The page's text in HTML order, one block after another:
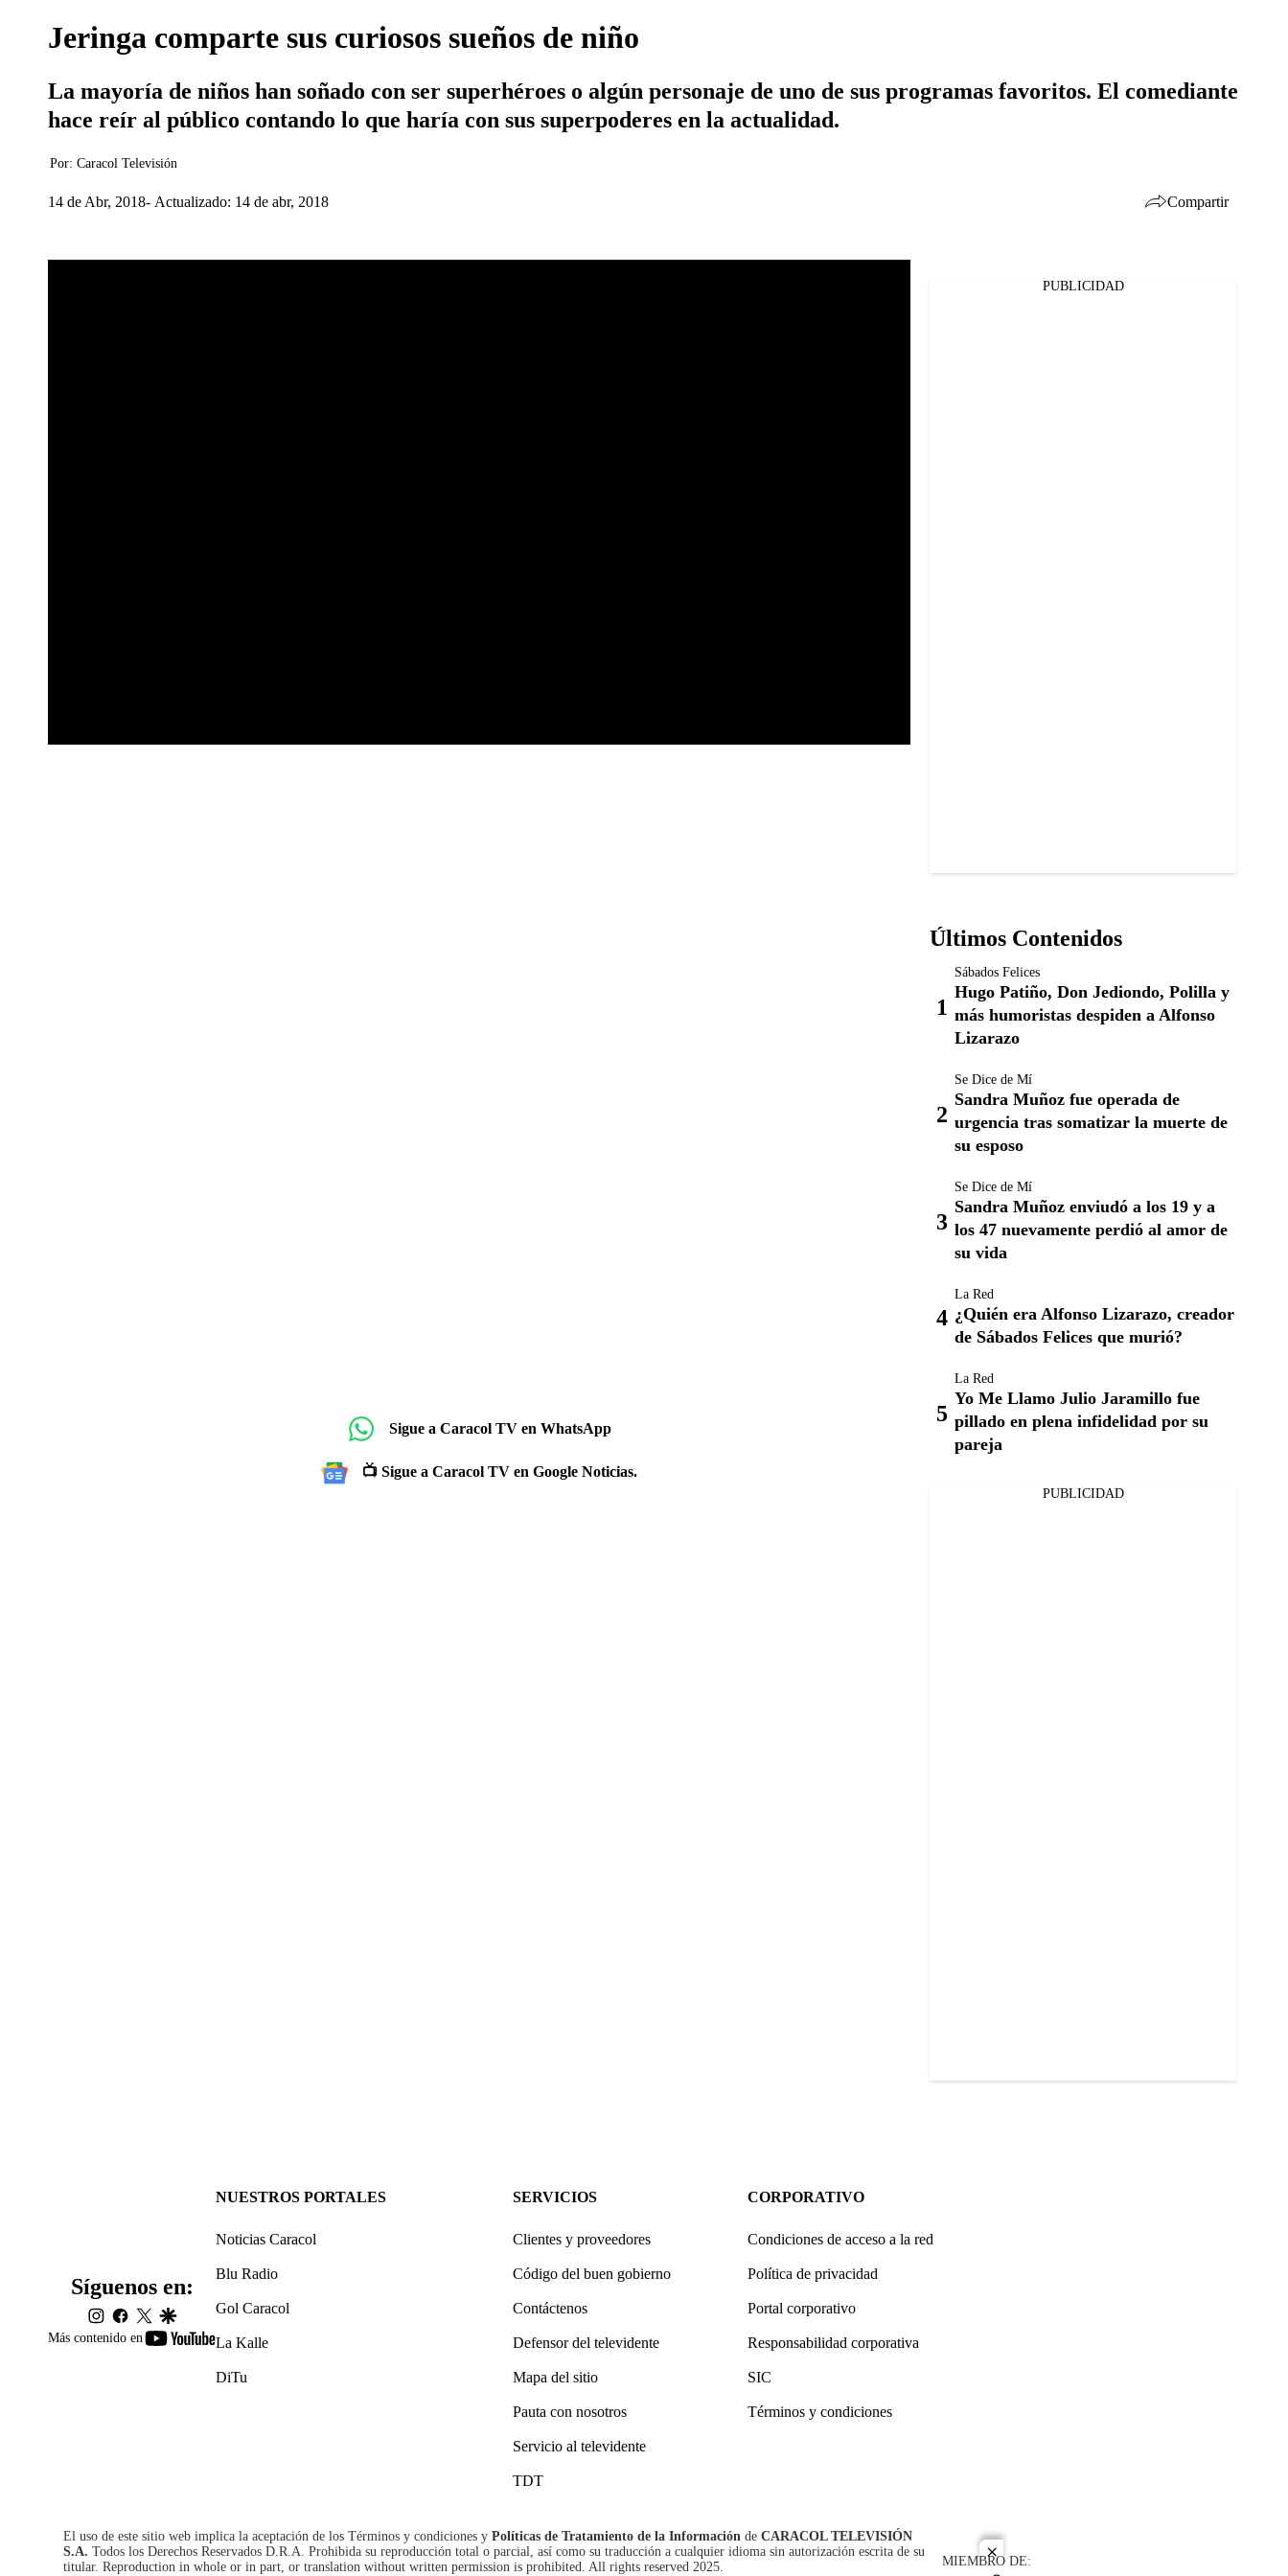
close
Jeringa comparte sus curiosos sueños de niño
La mayoría de niños han soñado con ser superhéroes o algún personaje de uno de sus programas favoritos. El comediante
hace reír al público contando lo que haría con sus superpoderes en la actualidad.
Por: Caracol Televisión
14 de Abr, 2018 Actualizado: 14 de abr, 2018 Compartir
Sigue a Caracol TV en WhatsApp
📺 Sigue a Caracol TV en Google Noticias.
PUBLICIDAD
Últimos Contenidos
Sábados Felices
Hugo Patiño, Don Jediondo, Polilla y
más humoristas despiden a Alfonso
Lizarazo
Se Dice de Mí
Sandra Muñoz fue operada de
urgencia tras somatizar la muerte de
su esposo
Se Dice de Mí
Sandra Muñoz enviudó a los 19 y a
los 47 nuevamente perdió al amor de
su vida
La Red
¿Quién era Alfonso Lizarazo, creador
de Sábados Felices que murió?
La Red
Yo Me Llamo Julio Jaramillo fue
pillado en plena infidelidad por su
pareja
PUBLICIDAD
Más contenido en
youtube-
Síguenos en:
instagram
facebook
twittergoogle
NUESTROS PORTALES
Noticias Caracol
Blu Radio
Gol Caracol
La Kalle
DiTu
SERVICIOS
Clientes y proveedores
Código del buen gobierno
Contáctenos
Defensor del televidente
Mapa del sitio
Pauta con nosotros
Servicio al televidente
TDT
CORPORATIVO
Condiciones de acceso a la red
Política de privacidad
Portal corporativo
Responsabilidad corporativa
SIC
Términos y condiciones
El uso de este sitio web implica la aceptación de los Términos y condiciones y Políticas de Tratamiento de la Información de CARACOL TELEVISIÓN
S.A. Todos los Derechos Reservados D.R.A. Prohibida su reproducción total o parcial, así como su traducción a cualquier idioma sin autorización escrita de su
titular. Reproduction in whole or in part, or translation without written permission is prohibited. All rights reserved 2025.
MIEMBRO DE: